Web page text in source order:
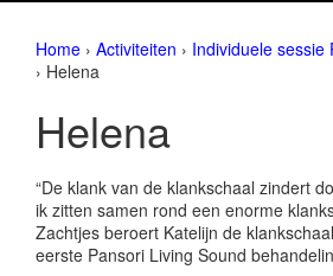
Home › Activiteiten › Individuele sessie
› Helena
Helena
“De klank van de klankschaal zindert
ik zitten samen rond een enorme
Zachtjes beroert Katelijn de
eerste Pansori Living Sound